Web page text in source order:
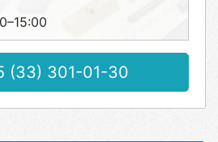
(33) 301-01-30